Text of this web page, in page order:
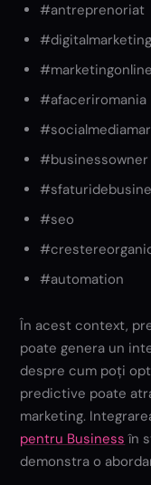
#antreprenoriat
#digitalmarketing
#marketingonline
#afaceriromania
#businessowner
#seo
#automation
În acest context,
poate genera un
despre cum poți
predictive poate
marketing.
pentru Business în
demonstra o